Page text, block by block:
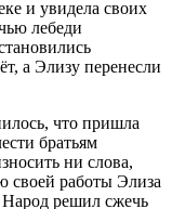
и увидела своих
лебеди
а Элизу перенесли
что пришла
братьям
ни слова,
своей работы Элиза
Народ решил сжечь